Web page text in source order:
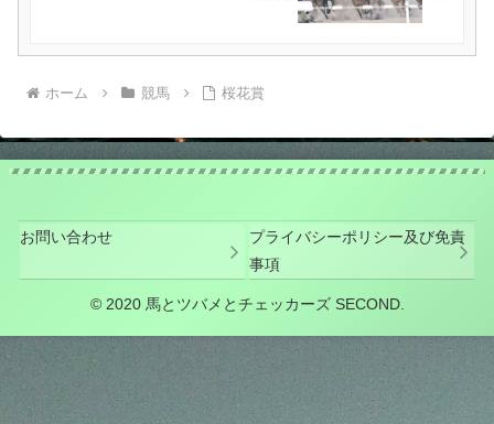
ホーム 競馬 桜花賞
お問い合わせ
プライバシーポリシー及び免責
事項
© 2020 馬とツバメとチェッカーズ SECOND.